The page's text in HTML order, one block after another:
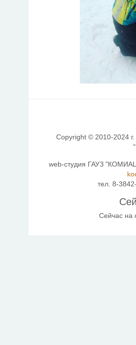
Copyright © 2010-2024
web-студия ГАУЗ
тел. 8-
Сейчас на